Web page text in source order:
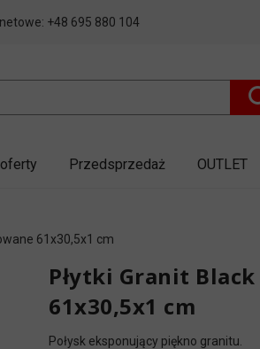
+48 695 880 104
Przedsprzedaż OUTLET
61x30,5x1 cm
Płytki Granit
61x30,5x1 cm
Połysk eksponujący piękno granitu.